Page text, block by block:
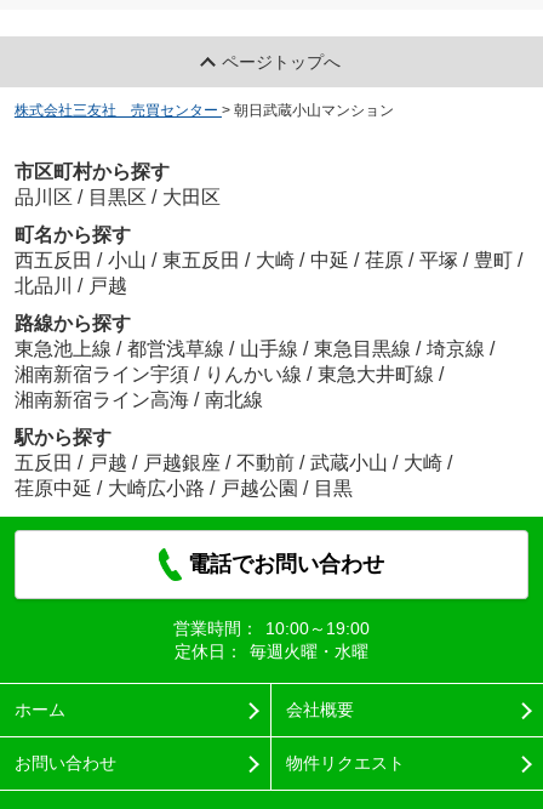
ページトップへ
株式会社三友社 売買センター > 朝日武蔵小山マンション
市区町村から探す
品川区 / 目黒区 / 大田区
町名から探す
西五反田 / 小山 / 東五反田 / 大崎 / 中延 / 荏原 / 平塚 / 豊町 /
北品川 / 戸越
路線から探す
東急池上線 / 都営浅草線 / 山手線 / 東急目黒線 / 埼京線 /
湘南新宿ライン宇須 / りんかい線 / 東急大井町線 /
湘南新宿ライン高海 / 南北線
駅から探す
五反田 / 戸越 / 戸越銀座 / 不動前 / 武蔵小山 / 大崎 /
荏原中延 / 大崎広小路 / 戸越公園 / 目黒
電話でお問い合わせ
営業時間：
10:00～19:00
定休日：
毎週火曜・水曜
ホーム 会社概要
お問い合わせ 物件リクエスト